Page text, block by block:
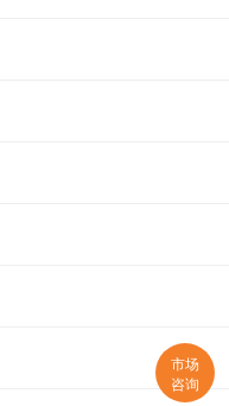
市场
咨询